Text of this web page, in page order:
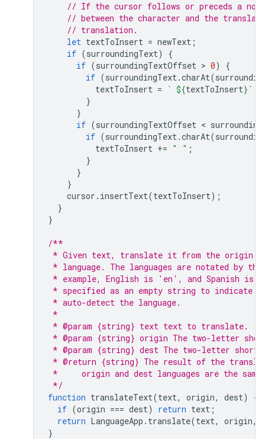
// If the cursor follows or preceds a
// between the character and the
// translation.
let textToInsert = newText ;
if (surroundingText)
{
if (surroundingTextOffset > 0)
{
if (surroundingText.charAt(
textToInsert = ` ${textToInsert} `
}
}
if (surroundingTextOffset <
if (surroundingText.charAt(
textToInsert += " " ;
}
}
}
cursor . insertText(textToInsert);
}
}
/**
* Given text, translate it from the origin
* language. The languages are notated by
* example, English is 'en', and Spanish is
* specified as an empty string to indicate
* auto-detect the language.
*
* @param {string} text text to translate.
* @param {string} origin The two-letter
* @param {string} dest The two-letter
* @return {string} The result of the
*     origin and dest languages are the
*/
function translateText(text, origin, dest)
{
if (origin === dest) return text ;
return LanguageApp . translate(text, origin,
}